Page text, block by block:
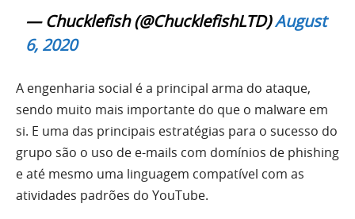
— Chucklefish (@ChucklefishLTD)August
6, 2020
A engenharia social é a principal arma do ataque,
sendo muito mais importante do que o malware em
si. E uma das principais estratégias para o sucesso do
grupo são o uso de e-mails com domínios de phishing
e até mesmo uma linguagem compatível com as
atividades padrões do YouTube.